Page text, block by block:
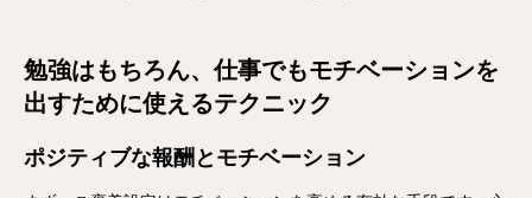
勉強はもちろん、仕事でもモチベーションを
出すために使えるテクニック
ポジティブな報酬とモチベーション